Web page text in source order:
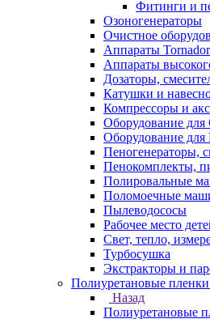
Фитинги и
Озоногенераторы
Очистное
Аппараты
Аппараты
Дозаторы,
Катушки и
Компрессоры и
Оборудование
Оборудование
Пеногенераторы,
Пенокомплекты,
Полировальные
Поломоечные
Пылеводососы
Рабочее место
Свет, тепло,
Турбосушка
Экстракторы и
Полиуретановые
Назад
Полиуретановые